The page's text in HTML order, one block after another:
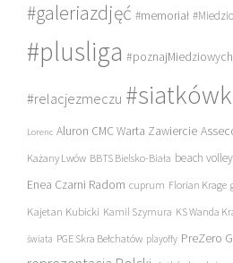
#galeriazdjęć #memoriał
#plusliga #poznajMiedziowych
#relacjezmeczu
Lorenc Aluron CMC Warta Zawiercie
Każany Lwów BBTS Bielsko-Biała beach
Enea Czarni Radom cuprum Florian Krage
Kajetan Kubicki Kamil Szymura KS Wanda
świata PGE Skra Bełchatów playoffy PreZero